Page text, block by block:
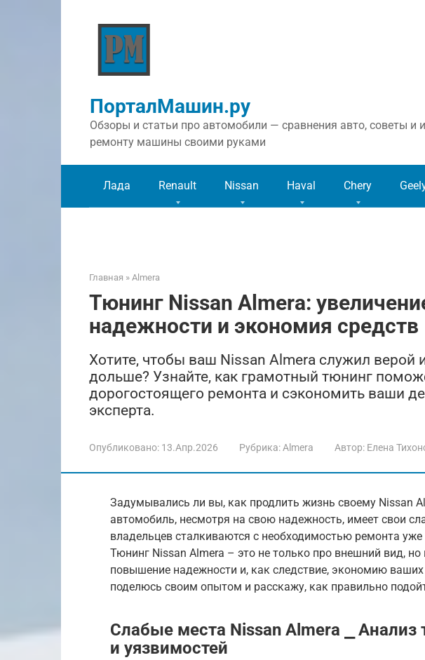
ПорталМашин.ру
Обзоры и статьи про автомобили — сравнения авто, советы и
ремонту машины своими руками
Лада Renault Nissan Haval Chery
Главная » Almera
Тюнинг Nissan Almera:
надежности и экономия средств
Хотите, чтобы ваш Nissan Almera служил верой
дольше? Узнайте, как грамотный тюнинг
дорогостоящего ремонта и сэкономить ваши
эксперта.
Опубликовано: 13.Апр.2026 Рубрика: Almera Автор: Елена
Задумывались ли вы, как продлить жизнь своему Nissan
автомобиль, несмотря на свою надежность, имеет свои
владельцев сталкиваются с необходимостью ремонта
Тюнинг Nissan Almera – это не только про внешний вид, но
повышение надежности и, как следствие, экономию ваших
поделюсь своим опытом и расскажу, как правильно
Слабые места Nissan Almera ⎯
и уязвимостей